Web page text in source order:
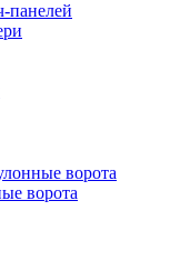
панелей
ворота
ворота